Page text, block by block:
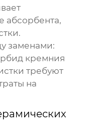
абсорбента,
заменами:
кремния
требуют
на